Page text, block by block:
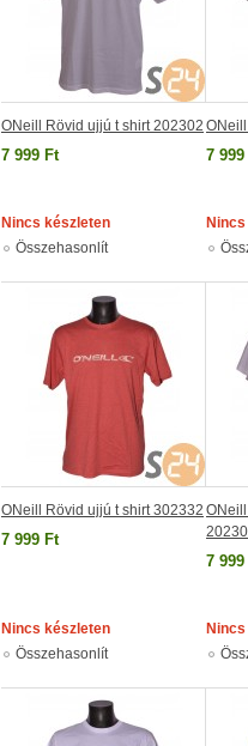
ONeill Rövid ujjú t shirt 202302
7 999 Ft
Nincs készleten
Összehasonlít
7
ONeill Rövid ujjú t shirt 302332
7 999 Ft
Nincs készleten
Összehasonlít
7